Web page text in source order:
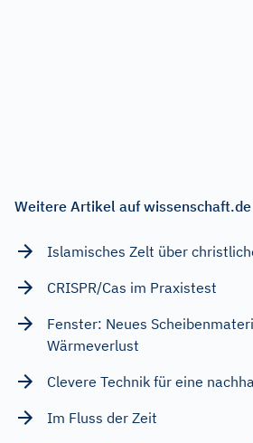
Weitere Artikel auf wissenschaft.de
Islamisches Zelt über
CRISPR/Cas im Praxistest
Fenster: Neues
Wärmeverlust
Clevere Technik für eine
Im Fluss der Zeit